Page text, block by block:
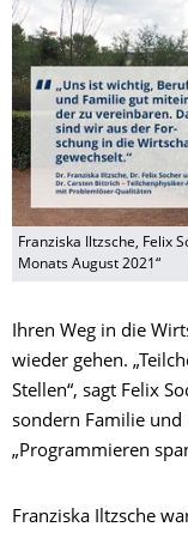
Franziska Iltzsche, Felix
Monats August 2021“
Ihren Weg in die
wieder gehen.
Stellen“, sagt Felix
sondern Familie
„Programmieren
Franziska Iltzsche